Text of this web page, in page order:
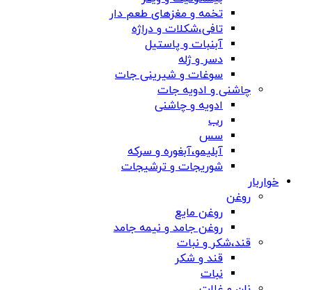
تخمه و مغزهای طعم دار
تافی،شکلات و دراژه
آبنبات و پاستیل
دسر و ژله
سوغات و شیرینی جات
چاشنی و ادویه جات
ادویه و چاشنی
رب
سس
آبلیمو،آبغوره و سرکه
شوریجات و ترشیجات
خواربار
روغن
روغن مایع
روغن جامد و نیمه جامد
قند،شکر و نبات
قند و شکر
نبات